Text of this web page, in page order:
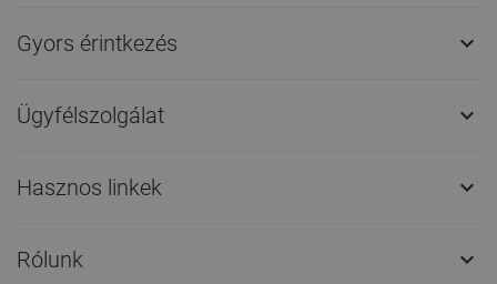
Gyors érintkezés 
Ügyfélszolgálat 
Hasznos linkek 
Rólunk 